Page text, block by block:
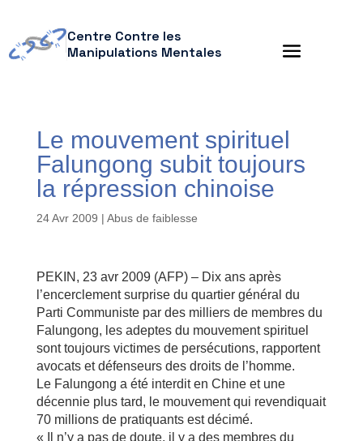
Centre Contre les
Manipulations Mentales
Le mouvement spirituel
Falungong subit toujours
la répression chinoise
24 Avr 2009 | Abus de faiblesse
PEKIN, 23 avr 2009 (AFP) – Dix ans après
l’encerclement surprise du quartier général du
Parti Communiste par des milliers de membres du
Falungong, les adeptes du mouvement spirituel
sont toujours victimes de persécutions, rapportent
avocats et défenseurs des droits de l’homme.
Le Falungong a été interdit en Chine et une
décennie plus tard, le mouvement qui revendiquait
70 millions de pratiquants est décimé.
« Il n’y a pas de doute, il y a des membres du